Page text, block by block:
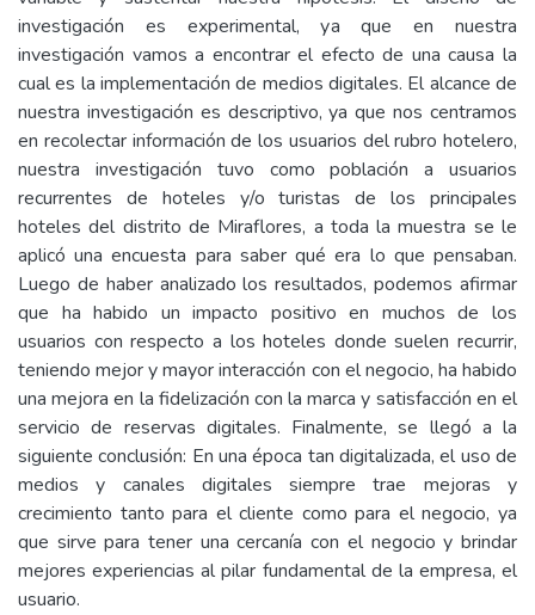
investigación es experimental, ya que en nuestra
investigación vamos a encontrar el efecto de una causa la
cual es la implementación de medios digitales. El alcance de
nuestra investigación es descriptivo, ya que nos centramos
en recolectar información de los usuarios del rubro hotelero,
nuestra investigación tuvo como población a usuarios
recurrentes de hoteles y/o turistas de los principales
hoteles del distrito de Miraflores, a toda la muestra se le
aplicó una encuesta para saber qué era lo que pensaban.
Luego de haber analizado los resultados, podemos afirmar
que ha habido un impacto positivo en muchos de los
usuarios con respecto a los hoteles donde suelen recurrir,
teniendo mejor y mayor interacción con el negocio, ha habido
una mejora en la fidelización con la marca y satisfacción en el
servicio de reservas digitales. Finalmente, se llegó a la
siguiente conclusión: En una época tan digitalizada, el uso de
medios y canales digitales siempre trae mejoras y
crecimiento tanto para el cliente como para el negocio, ya
que sirve para tener una cercanía con el negocio y brindar
mejores experiencias al pilar fundamental de la empresa, el
usuario.